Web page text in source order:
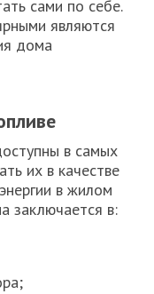
сами по себе.
являются
дома
в самых
их в качестве
в жилом
заключается в: